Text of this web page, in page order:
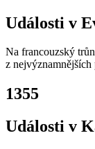
Události v
Na francouzský
z
1355
Události v